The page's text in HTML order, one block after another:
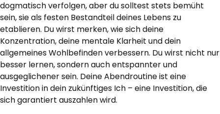
dogmatisch verfolgen, aber du solltest stets bemüht
sein, sie als festen Bestandteil deines Lebens zu
etablieren. Du wirst merken, wie sich deine
Konzentration, deine mentale Klarheit und dein
allgemeines Wohlbefinden verbessern. Du wirst nicht nur
besser lernen, sondern auch entspannter und
ausgeglichener sein. Deine Abendroutine ist eine
Investition in dein zukünftiges Ich – eine Investition, die
sich garantiert auszahlen wird.